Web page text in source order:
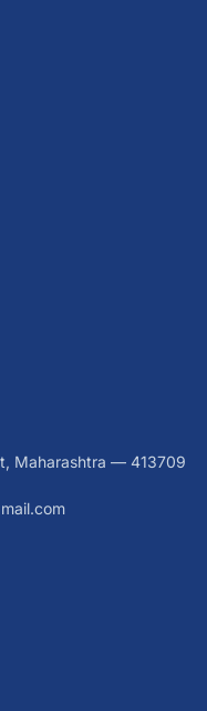
Maharashtra — 413709